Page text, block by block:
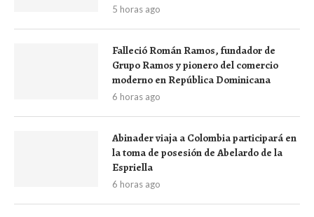
5 horas ago
Falleció Román Ramos, fundador de
Grupo Ramos y pionero del comercio
moderno en República Dominicana
6 horas ago
Abinader viaja a Colombia participará en
la toma de posesión de Abelardo de la
Espriella
6 horas ago